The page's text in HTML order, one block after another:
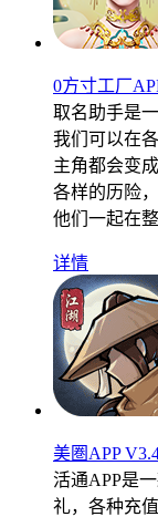
0方寸工厂
取名助手是
我们可以在
主角都会变
各样的历险
他们一起在
详情
美圏APP
活通APP是
礼，各种充